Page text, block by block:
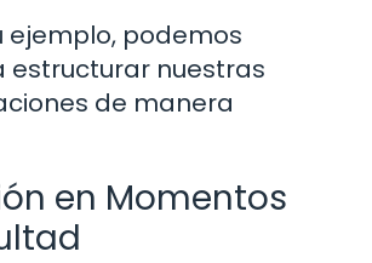
ejemplo, podemos
estructurar nuestras
de manera
en Momentos